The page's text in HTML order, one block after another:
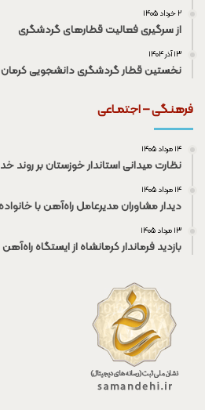
۲ خرداد ۱۴۰۵
از سرگیری فعالیت قطار‌های گردشگری
۱۳ آذر ۱۴۰۴
نخستین قطار گردشگری دانشجویی کرمان
فرهنـگی – اجتمـاعی
۱۴ مرداد ۱۴۰۵
نظارت میدانی استاندار خوزستان بر روند
۱۴ مرداد ۱۴۰۵
دیدار مشاوران مدیرعامل راه‌آهن با
۱۳ مرداد ۱۴۰۵
بازدید فرماندار کرمانشاه از ایستگاه